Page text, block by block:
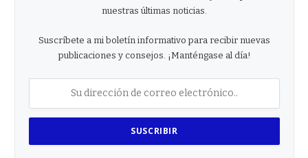
nuestras últimas noticias.
Suscríbete a mi boletín informativo para recibir nuevas
publicaciones y consejos. ¡Manténgase al día!